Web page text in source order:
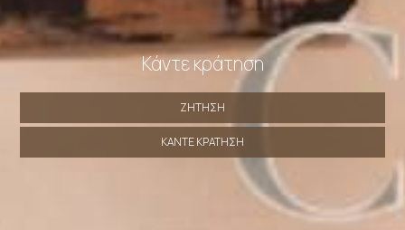
Κάντε κράτηση
ΖΉΤΗΣΗ
ΚΆΝΤΕ ΚΡΆΤΗΣΗ